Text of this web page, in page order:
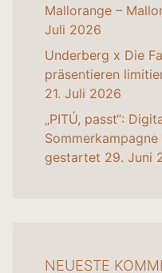
Mallorange –
Juli 2026
Underberg x Die
präsentieren
21. Juli 2026
„PITÚ, passt“:
gestartet 29. Juni
NEUESTE